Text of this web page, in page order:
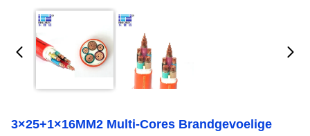
3×25+1×16MM2 Multi-Cores Brandgevoelige